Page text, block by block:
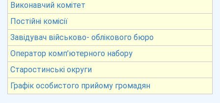
Виконавчий комітет
Постійні комісії
Завідувач військово- облікового бюро
Оператор комп’ютерного набору
Старостинські округи
Графік особистого прийому громадян